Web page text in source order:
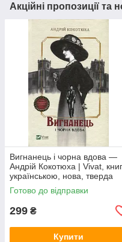
Акційні пропозиції та
Вигнанець і чорна вдова —
Андрій Кокотюха | Vivat,
українською, нова, тверда
Готово до відправки
299 ₴
Купити